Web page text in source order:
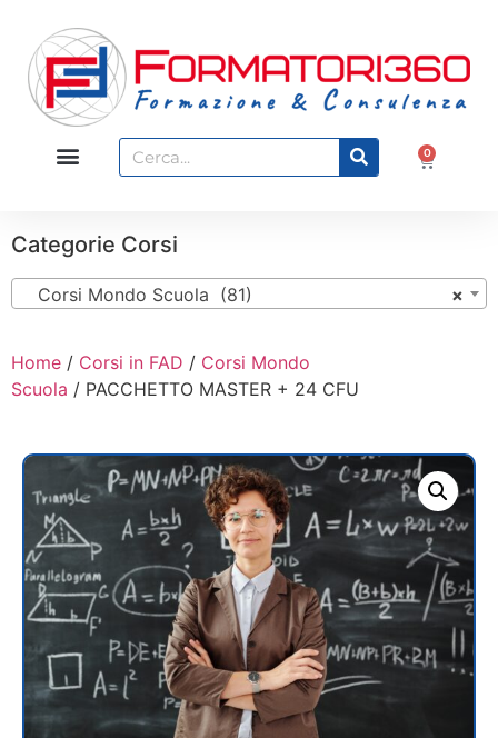
0
Categorie Corsi
×
Corsi Mondo Scuola (81)
Home / Corsi in FAD / Corsi Mondo
Scuola / PACCHETTO MASTER + 24 CFU